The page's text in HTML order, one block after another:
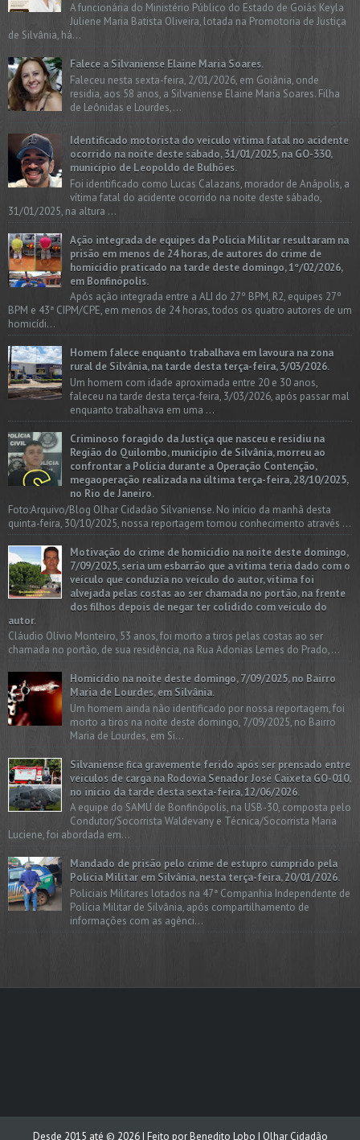
A funcionária do Ministério Público do Estado de Goiás Keyla
Juliene Maria Batista Oliveira, lotada na Promotoria de Justiça
de Silvânia, há...
Falece a Silvaniense Elaine Maria Soares.
Faleceu nesta sexta-feira, 2/01/2026, em Goiânia, onde
residia, aos 58 anos, a Silvaniense Elaine Maria Soares. Filha
de Leônidas e Lourdes,...
Identificado motorista do veículo vítima fatal no acidente
ocorrido na noite deste sábado, 31/01/2025, na GO-330,
município de Leopoldo de Bulhões.
Foi identificado como Lucas Calazans, morador de Anápolis, a
vítima fatal do acidente ocorrido na noite deste sábado,
31/01/2025, na altura ...
Ação integrada de equipes da Policia Militar resultaram na
prisão em menos de 24 horas, de autores do crime de
homicídio praticado na tarde deste domingo, 1º/02/2026,
em Bonfinópolis.
Após ação integrada entre a ALI do 27º BPM, R2, equipes 27º
BPM e 43ª CIPM/CPE, em menos de 24 horas, todos os quatro autores de um
homicídi...
Homem falece enquanto trabalhava em lavoura na zona
rural de Silvânia, na tarde desta terça-feira, 3/03/2026.
Um homem com idade aproximada entre 20 e 30 anos,
faleceu na tarde desta terça-feira, 3/03/2026, após passar mal
enquanto trabalhava em uma ...
Criminoso foragido da Justiça que nasceu e residiu na
Região do Quilombo, município de Silvânia, morreu ao
confrontar a Polícia durante a Operação Contenção,
megaoperação realizada na última terça-feira, 28/10/2025,
no Rio de Janeiro.
Foto:Arquivo/Blog Olhar Cidadão Silvaniense. No início da manhã desta
quinta-feira, 30/10/2025, nossa reportagem tomou conhecimento através ...
Motivação do crime de homicídio na noite deste domingo,
7/09/2025, seria um esbarrão que a vitima teria dado com o
veículo que conduzia no veículo do autor, vítima foi
alvejada pelas costas ao ser chamada no portão, na frente
dos filhos depois de negar ter colidido com veículo do
autor.
Cláudio Olívio Monteiro, 53 anos, foi morto a tiros pelas costas ao ser
chamada no portão, de sua residência, na Rua Adonias Lemes do Prado,...
Homicídio na noite deste domingo, 7/09/2025, no Bairro
Maria de Lourdes, em Silvânia.
Um homem ainda não identificado por nossa reportagem, foi
morto a tiros na noite deste domingo, 7/09/2025, no Bairro
Maria de Lourdes, em Si...
Silvaniense fica gravemente ferido após ser prensado entre
veículos de carga na Rodovia Senador José Caixeta GO-010,
no início da tarde desta sexta-feira, 12/06/2026.
A equipe do SAMU de Bonfinópolis, na USB-30, composta pelo
Condutor/Socorrista Waldevany e Técnica/Socorrista Maria
Luciene, foi abordada em...
Mandado de prisão pelo crime de estupro cumprido pela
Polícia Militar em Silvânia, nesta terça-feira, 20/01/2026.
Policiais Militares lotados na 47ª Companhia Independente de
Polícia Militar de Silvânia, após compartilhamento de
informações com as agênci...
Desde 2015 até © 2026| Feito porBenedito Lobo | Olhar Cidadão